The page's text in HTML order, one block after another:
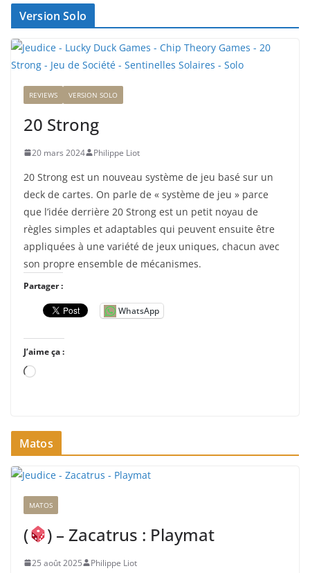
Version Solo
REVIEWS VERSION SOLO
20 Strong
20 mars 2024 Philippe Liot
20 Strong est un nouveau système de jeu basé sur un
deck de cartes. On parle de « système de jeu » parce
que l’idée derrière 20 Strong est un petit noyau de
règles simples et adaptables qui peuvent ensuite être
appliquées à une variété de jeux uniques, chacun avec
son propre ensemble de mécanismes.
Partager :
WhatsApp
J’aime ça :
C
g
e
m
e
n
t
…
Matos
MATOS
( ) – Zacatrus : Playmat
25 août 2025 Philippe Liot